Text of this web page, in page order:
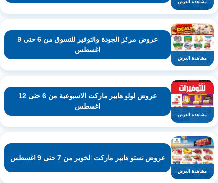
مشاهدة العرض
مشاهدة العرض
عروض مركز الجودة والتوفير للتسوق من 6 حتى 9
اغسطس
مشاهدة العرض
عروض لولو هايبر ماركت الاسبوعية من 6 حتى 12
اغسطس
مشاهدة العرض
عروض نستو هايبر ماركت الخوير من 7 حتى 9 اغسطس
اشترك لتصلك عروض مراكز التسوق